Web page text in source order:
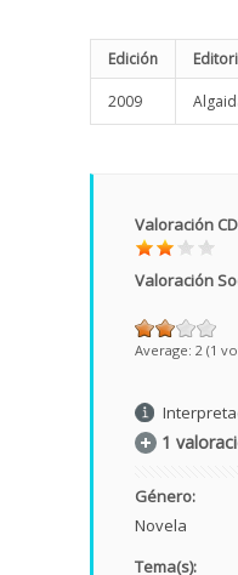
Edición
2009
Valoración
Valoración
Average: 2 (1
1
Género:
Novela
Tema(s):